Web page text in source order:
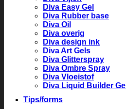
Diva Easy Gel
Diva Rubber base
Diva Oil
Diva overig
Diva design ink
Diva Art Gels
Diva Glitterspray
Diva Ombre Spray
Diva Vloeistof
Diva Liquid Builder Gel
Tips/forms